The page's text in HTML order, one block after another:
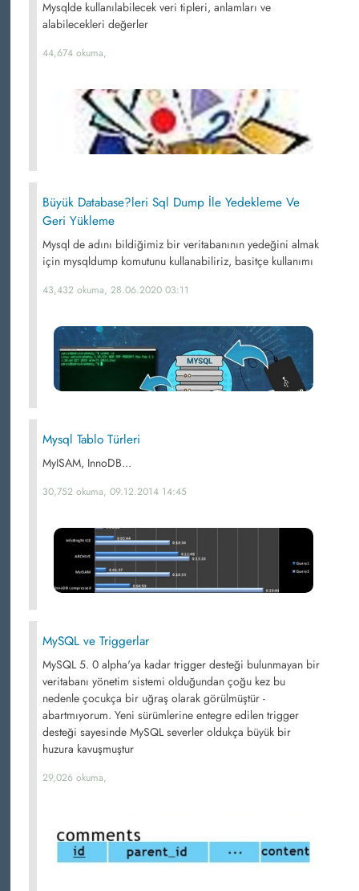
Mysqlde kullanılabilecek veri tipleri, anlamları ve
alabilecekleri değerler
44,674 okuma,
Büyük Database?leri Sql Dump İle Yedekleme Ve
Geri Yükleme
Mysql de adını bildiğimiz bir veritabanının yedeğini almak
için mysqldump komutunu kullanabiliriz, basitçe kullanımı
43,432 okuma, 28.06.2020 03:11
Mysql Tablo Türleri
MyISAM, InnoDB...
30,752 okuma, 09.12.2014 14:45
MySQL ve Triggerlar
MySQL 5. 0 alpha'ya kadar trigger desteği bulunmayan bir
veritabanı yönetim sistemi olduğundan çoğu kez bu
nedenle çocukça bir uğraş olarak görülmüştür -
abartmıyorum. Yeni sürümlerine entegre edilen trigger
desteği sayesinde MySQL severler oldukça büyük bir
huzura kavuşmuştur
29,026 okuma,